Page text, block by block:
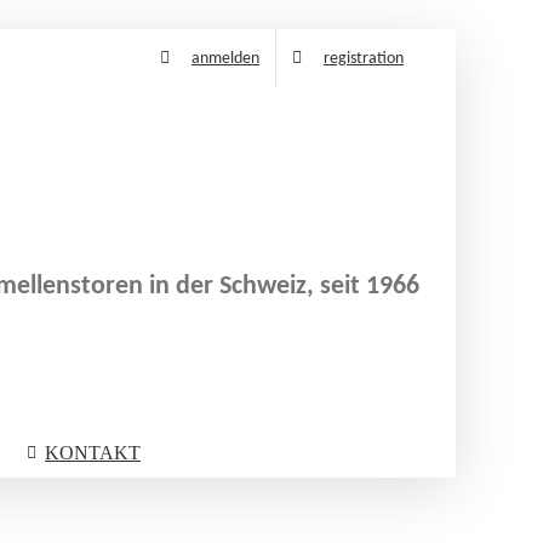
anmelden registration
in der Schweiz, seit 1966
KONTAKT